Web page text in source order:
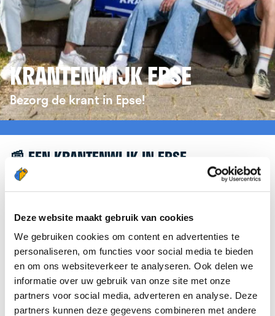
Deze website maakt gebruik van cookies
We gebruiken cookies om content en advertenties te
personaliseren, om functies voor social media te bieden
en om ons websiteverkeer te analyseren. Ook delen we
informatie over uw gebruik van onze site met onze
partners voor social media, adverteren en analyse. Deze
partners kunnen deze gegevens combineren met andere
KRANTENWIJK EPSE
Bezorg de krant in Epse!
📰 EEN KRANTENWIJK IN EPSE
Leuk dat je geïnteresseerd bent in een
verwijzen we je graag door naar de website van
krantenbezorgen.nl . Daar kun je je eenvoudig
aanmelden om de krant te bezorgen in Epse.
We hopen dat je snel aan de slag kunt en wensen
je veel succes! 🚴‍♂️💨